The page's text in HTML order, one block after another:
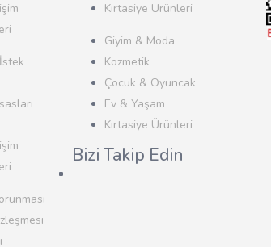
Kırtasiye Ürünleri
Giyim & Moda
Kozmetik
Çocuk & Oyuncak
Ev & Yaşam
Kırtasiye Ürünleri
Bizi Takip Edin